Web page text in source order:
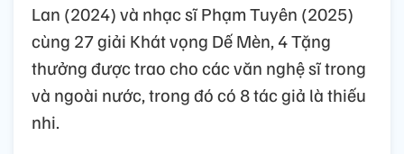
Lan (2024) và nhạc sĩ Phạm Tuyên (2025)
cùng 27 giải Khát vọng Dế Mèn, 4 Tặng
thưởng được trao cho các văn nghệ sĩ trong
và ngoài nước, trong đó có 8 tác giả là thiếu
nhi.